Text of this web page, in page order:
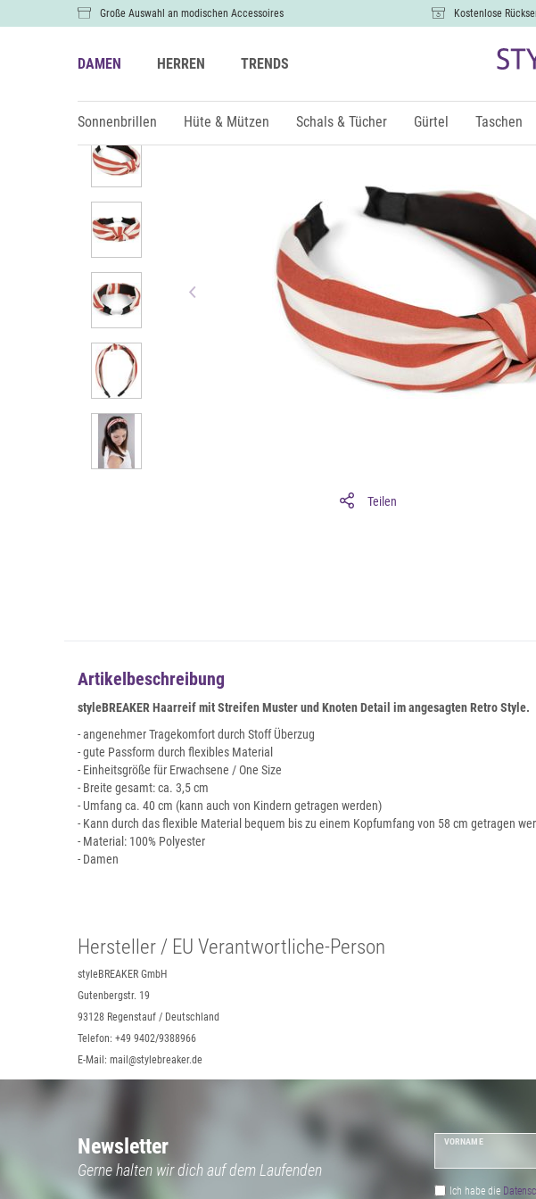
Große Auswahl an modischen Accessoires Kostenlose
DAMEN HERREN TRENDS
Sonnenbrillen Hüte & Mützen Schals & Tücher Gürtel Taschen
Teilen
Artikelbeschreibung
styleBREAKER Haarreif mit Streifen Muster und Knoten Detail im angesagten Retro Style.
- angenehmer Tragekomfort durch Stoff Überzug
- gute Passform durch flexibles Material
- Einheitsgröße für Erwachsene / One Size
- Breite gesamt: ca. 3,5 cm
- Umfang ca. 40 cm (kann auch von Kindern getragen werden)
- Kann durch das flexible Material bequem bis zu einem Kopfumfang von 58 cm getragen
- Material: 100% Polyester
- Damen
Hersteller / EU Verantwortliche-Person
styleBREAKER GmbH
Gutenbergstr. 19
93128 Regenstauf / Deutschland
Telefon: +49 9402/9388966
E-Mail: mail@stylebreaker.de
Newsletter
Gerne halten wir dich auf dem Laufenden
VORNAME
Ich habe die